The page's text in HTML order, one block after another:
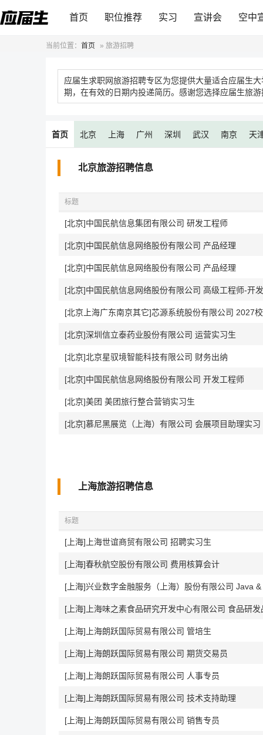
首页 职位推荐 实习 宣讲会 空中
当前位置： 首页 » 旅游招聘
应届生求职网旅游招聘专区为您提供大量适合应届生
期，在有效的日期内投递简历。感谢您选择应届生旅
首页 北京 上海 广州 深圳 武汉 南京 天
北京旅游招聘信息
标题
[北京]中国民航信息集团有限公司 研发工程师
[北京]中国民航信息网络股份有限公司 产品经理
[北京]中国民航信息网络股份有限公司 产品经理
[北京]中国民航信息网络股份有限公司 高级工程师-开
[北京上海广东南京其它]芯源系统股份有限公司 2027
[北京]深圳信立泰药业股份有限公司 运营实习生
[北京]北京星驭境智能科技有限公司 财务出纳
[北京]中国民航信息网络股份有限公司 开发工程师
[北京]美团 美团旅行整合营销实习生
[北京]慕尼黑展览（上海）有限公司 会展项目助理实习
上海旅游招聘信息
标题
[上海]上海世谊商贸有限公司 招聘实习生
[上海]春秋航空股份有限公司 费用核算会计
[上海]兴业数字金融服务（上海）股份有限公司 Java
[上海]上海味之素食品研究开发中心有限公司 食品研
[上海]上海朗跃国际贸易有限公司 管培生
[上海]上海朗跃国际贸易有限公司 期货交易员
[上海]上海朗跃国际贸易有限公司 人事专员
[上海]上海朗跃国际贸易有限公司 技术支持助理
[上海]上海朗跃国际贸易有限公司 销售专员